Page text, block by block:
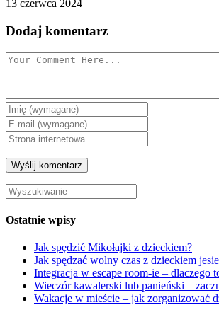
13 czerwca 2024
Dodaj komentarz
Ostatnie wpisy
Jak spędzić Mikołajki z dzieckiem?
Jak spędzać wolny czas z dzieckiem
Integracja w escape room-ie – dlaczego
Wieczór kawalerski lub panieński –
Wakacje w mieście – jak zorganizować